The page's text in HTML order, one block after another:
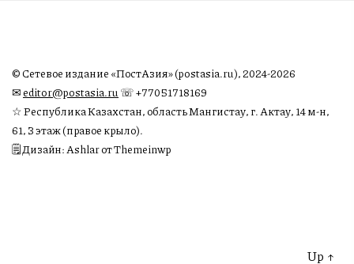
© Сетевое издание «ПостАзия» (postasia.ru), 2024-2026
✉︎editor@postasia.ru ☏ +77051718169
☆ Республика Казахстан, область Мангистау, г. Актау, 14 м-н,
61, 3 этаж (правое крыло).
🗒 Дизайн: Ashlar от Themeinwp
Up ↑